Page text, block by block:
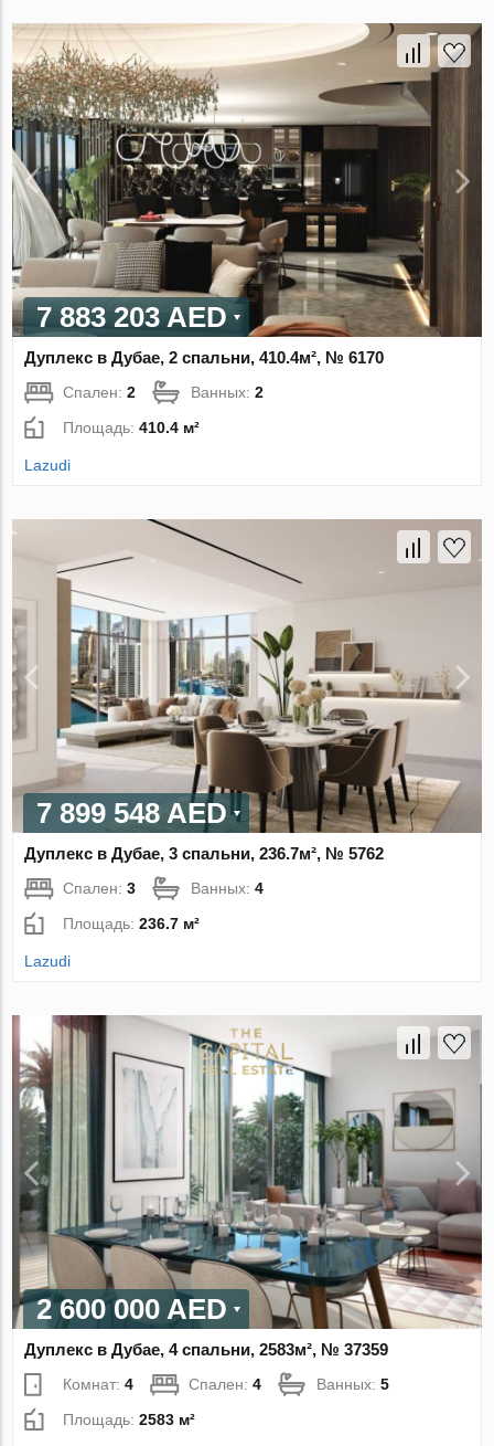
7 883 203 AED
Дуплекс в Дубае, 2 спальни, 410.4м², № 6170
Спален:2 Ванных:2
Площадь:410.4 м²
Lazudi
7 899 548 AED
Дуплекс в Дубае, 3 спальни, 236.7м², № 5762
Спален:3 Ванных:4
Площадь:236.7 м²
Lazudi
2 600 000 AED
Дуплекс в Дубае, 4 спальни, 2583м², № 37359
Комнат:4 Спален:4 Ванных:5
Площадь:2583 м²